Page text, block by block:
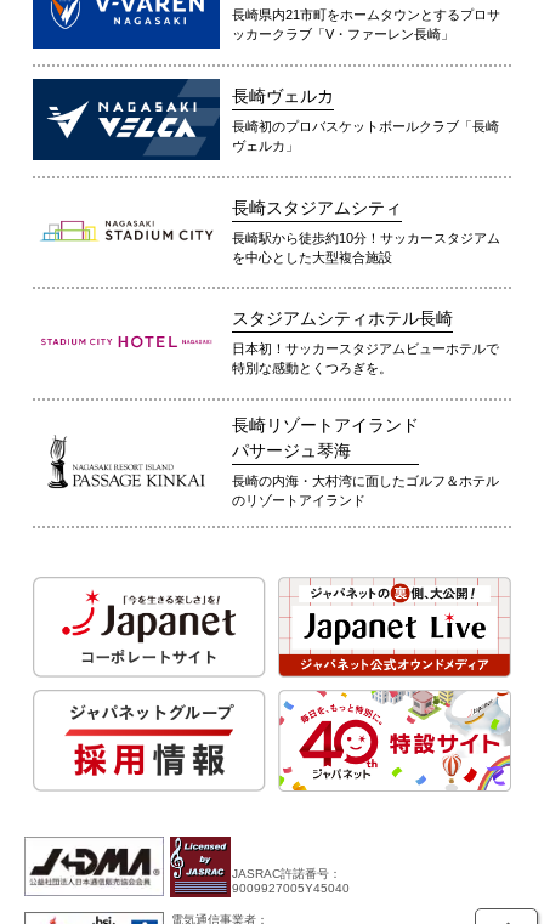
長崎県内21市町をホームタウンとするプロサ
ッカークラブ「V・ファーレン長崎」
長崎ヴェルカ
長崎初のプロバスケットボールクラブ「長崎
ヴェルカ」
長崎スタジアムシティ
長崎駅から徒歩約10分！サッカースタジアム
を中心とした大型複合施設
スタジアムシティホテル長崎
日本初！サッカースタジアムビューホテルで
特別な感動とくつろぎを。
長崎リゾートアイランド
パサージュ琴海
長崎の内海・大村湾に面したゴルフ＆ホテル
のリゾートアイランド
JASRAC許諾番号：
9009927005Y45040
電気通信事業者：